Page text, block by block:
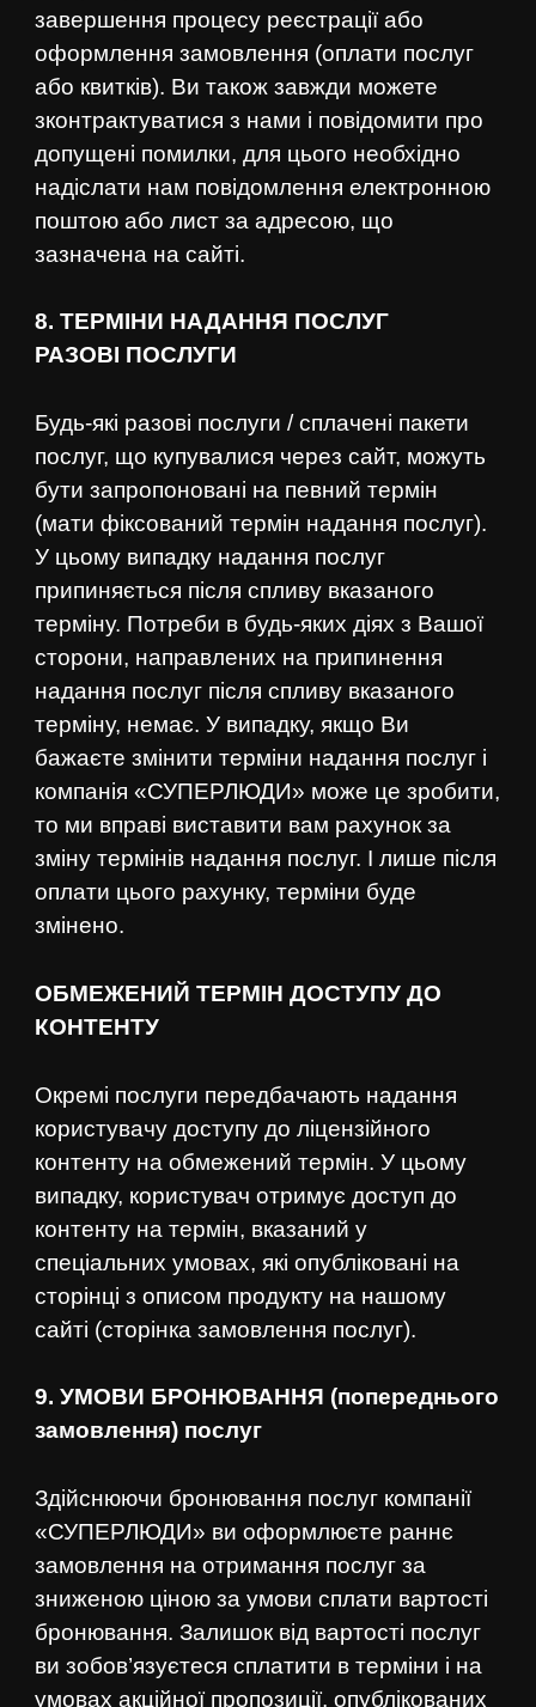
завершення процесу реєстрації або
оформлення замовлення (оплати послуг
або квитків). Ви також завжди можете
зконтрактуватися з нами і повідомити про
допущені помилки, для цього необхідно
надіслати нам повідомлення електронною
поштою або лист за адресою, що
зазначена на сайті.
8. ТЕРМІНИ НАДАННЯ ПОСЛУГ
РАЗОВІ ПОСЛУГИ
Будь-які разові послуги / сплачені пакети
послуг, що купувалися через сайт, можуть
бути запропоновані на певний термін
(мати фіксований термін надання послуг).
У цьому випадку надання послуг
припиняється після спливу вказаного
терміну. Потреби в будь-яких діях з Вашої
сторони, направлених на припинення
надання послуг після спливу вказаного
терміну, немає. У випадку, якщо Ви
бажаєте змінити терміни надання послуг і
компанія «СУПЕРЛЮДИ» може це зробити,
то ми вправі виставити вам рахунок за
зміну термінів надання послуг. І лише після
оплати цього рахунку, терміни буде
змінено.
ОБМЕЖЕНИЙ ТЕРМІН ДОСТУПУ ДО
КОНТЕНТУ
Окремі послуги передбачають надання
користувачу доступу до ліцензійного
контенту на обмежений термін. У цьому
випадку, користувач отримує доступ до
контенту на термін, вказаний у
спеціальних умовах, які опубліковані на
сторінці з описом продукту на нашому
сайті (сторінка замовлення послуг).
9. УМОВИ БРОНЮВАННЯ (попереднього
замовлення) послуг
Здійснюючи бронювання послуг компанії
«СУПЕРЛЮДИ» ви оформлюєте раннє
замовлення на отримання послуг за
зниженою ціною за умови сплати вартості
бронювання. Залишок від вартості послуг
ви зобов’язуєтеся сплатити в терміни і на
умовах акційної пропозиції, опублікованих